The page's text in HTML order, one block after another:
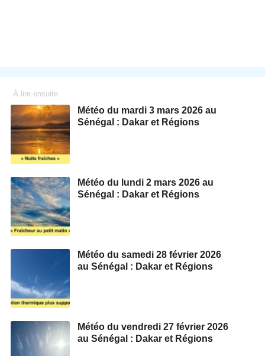
À lire ensuite
Météo du mardi 3 mars 2026 au
Sénégal : Dakar et Régions
Météo du lundi 2 mars 2026 au
Sénégal : Dakar et Régions
Météo du samedi 28 février 2026
au Sénégal : Dakar et Régions
Météo du vendredi 27 février 2026
au Sénégal : Dakar et Régions